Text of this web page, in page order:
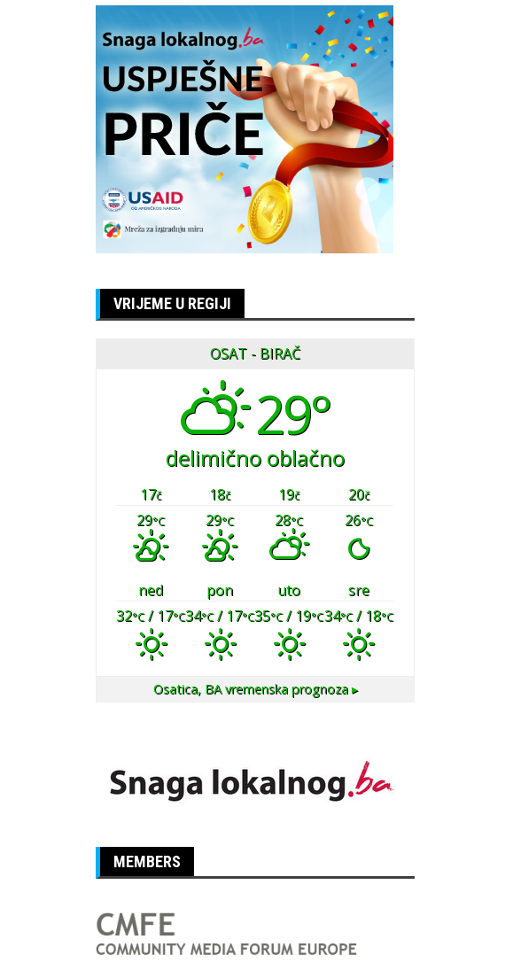
VRIJEME U REGIJI
OSAT - BIRAČ
29°
delimično oblačno
17č 18č 19č 20č
29°C 29°C 28°C 26°C
ned pon uto
sre
32°C/ 17°C34°C/ 17°C35°C/ 19°C34°C/ 18°C
Osatica, BAvremenska prognoza ▸
MEMBERS